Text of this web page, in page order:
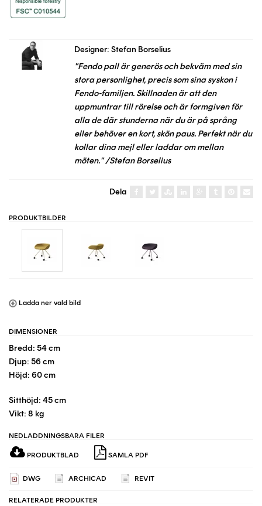
Designer: Stefan Borselius
"Fendo pall är generös och bekväm med sin
stora personlighet, precis som sina syskon i
Fendo-familjen. Skillnaden är att den
uppmuntrar till rörelse och är formgiven för
alla de där stunderna när du är på språng
eller behöver en kort, skön paus. Perfekt när du
kollar dina mejl eller laddar om mellan
möten." /Stefan Borselius
Dela
PRODUKTBILDER
Ladda ner vald bild
DIMENSIONER
Bredd: 54 cm
Djup: 56 cm
Höjd: 60 cm
Sitthöjd: 45 cm
Vikt: 8 kg
NEDLADDNINGSBARA FILER
PRODUKTBLAD SAMLA PDF
DWG ARCHICAD REVIT
RELATERADE PRODUKTER